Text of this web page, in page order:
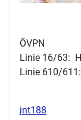
ÖVPN
Linie 16/63:
Linie 610/
jnt188